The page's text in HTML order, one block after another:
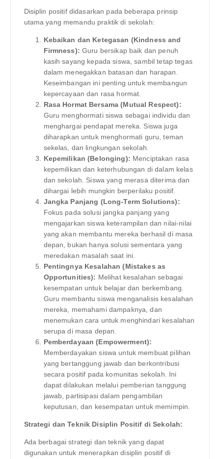
Disiplin positif didasarkan pada beberapa prinsip
utama yang memandu praktik di sekolah:
Kebaikan dan Ketegasan (Kindness and
Firmness): Guru bersikap baik dan penuh
kasih sayang kepada siswa, sambil tetap tegas
dalam menegakkan batasan dan harapan.
Keseimbangan ini penting untuk membangun
kepercayaan dan rasa hormat.
Rasa Hormat Bersama (Mutual Respect):
Guru menghormati siswa sebagai individu dan
menghargai pendapat mereka. Siswa juga
diharapkan untuk menghormati guru, teman
sekelas, dan lingkungan sekolah.
Kepemilikan (Belonging): Menciptakan rasa
kepemilikan dan keterhubungan di dalam kelas
dan sekolah. Siswa yang merasa diterima dan
dihargai lebih mungkin berperilaku positif.
Jangka Panjang (Long-Term Solutions):
Fokus pada solusi jangka panjang yang
mengajarkan siswa keterampilan dan nilai-nilai
yang akan membantu mereka berhasil di masa
depan, bukan hanya solusi sementara yang
meredakan masalah saat ini.
Pentingnya Kesalahan (Mistakes as
Opportunities): Melihat kesalahan sebagai
kesempatan untuk belajar dan berkembang.
Guru membantu siswa menganalisis kesalahan
mereka, memahami dampaknya, dan
menemukan cara untuk menghindari kesalahan
serupa di masa depan.
Pemberdayaan (Empowerment):
Memberdayakan siswa untuk membuat pilihan
yang bertanggung jawab dan berkontribusi
secara positif pada komunitas sekolah. Ini
dapat dilakukan melalui pemberian tanggung
jawab, partisipasi dalam pengambilan
keputusan, dan kesempatan untuk memimpin.
Strategi dan Teknik Disiplin Positif di Sekolah:
Ada berbagai strategi dan teknik yang dapat
digunakan untuk menerapkan disiplin positif di